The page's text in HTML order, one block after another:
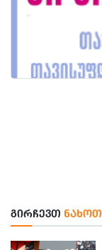
ᲒᲘᲠᲩᲔᲕᲗ ᲜᲐᲮᲝᲗ